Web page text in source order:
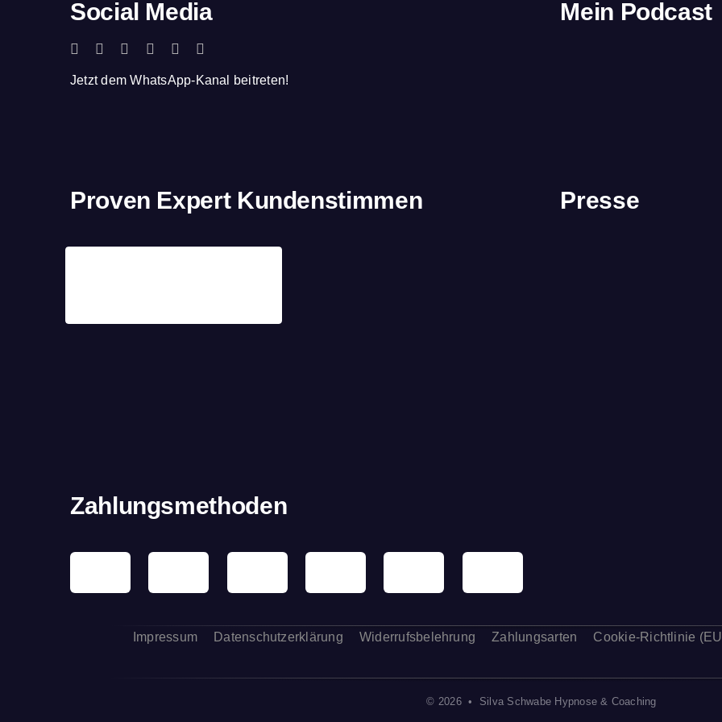
Social Media
Jetzt dem WhatsApp-Kanal beitreten!
Mein Podcast
Proven Expert Kundenstimmen Presse
Zahlungsmethoden
Impressum Datenschutzerklärung Widerrufsbelehrung Zahlungsarten Cookie-Richtlinie
© 2026 • Silva Schwabe Hypnose & Coaching